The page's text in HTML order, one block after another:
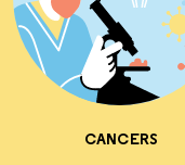
CANCERS